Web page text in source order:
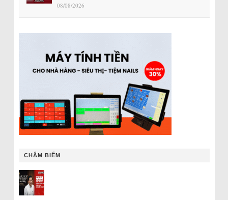
08/08/2026
CHÂM BIẾM